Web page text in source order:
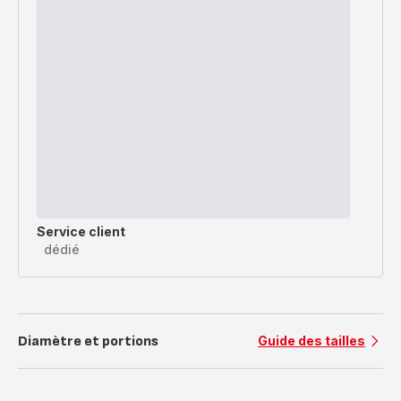
Service client
dédié
Diamètre et portions Guide des tailles